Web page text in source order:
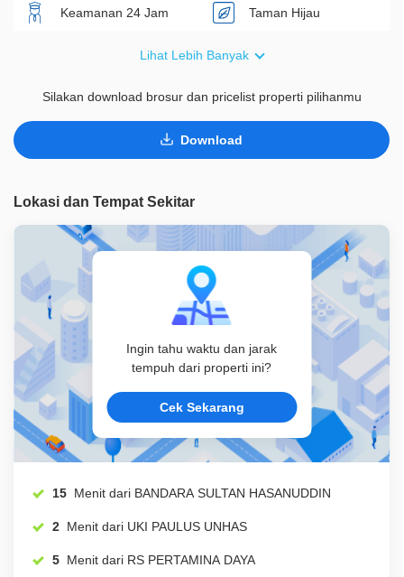
Keamanan 24 Jam Taman Hijau
Lihat Lebih Banyak
Silakan download brosur dan pricelist properti pilihanmu
Download
Lokasi dan Tempat Sekitar
Ingin tahu waktu dan jarak
tempuh dari properti ini?
Cek Sekarang
15 Menit dari BANDARA SULTAN HASANUDDIN
2 Menit dari UKI PAULUS UNHAS
5 Menit dari RS PERTAMINA DAYA